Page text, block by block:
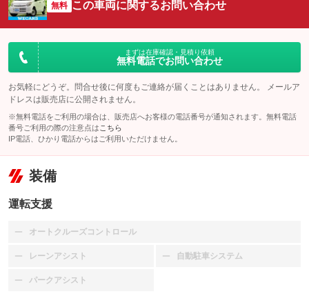
無料 この車両に関するお問い合わせ
まずは在庫確認・見積り依頼
無料電話でお問い合わせ
お気軽にどうぞ。問合せ後に何度もご連絡が届くことはありません。 メールア
ドレスは販売店に公開されません。
※無料電話をご利用の場合は、販売店へお客様の電話番号が通知されます。無料電話
番号ご利用の際の注意点は こちら
IP電話、ひかり電話からはご利用いただけません。
装備
運転支援
オートクルーズコントロール
：装備なし
レーンアシスト
：装備なし 自動駐車システム
：装備なし
パークアシスト
：装備なし